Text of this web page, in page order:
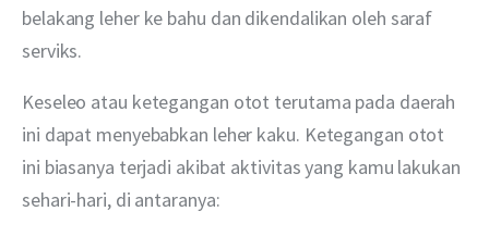
belakang leher ke bahu dan dikendalikan oleh saraf
serviks.
Keseleo atau ketegangan otot terutama pada daerah
ini dapat menyebabkan leher kaku. Ketegangan otot
ini biasanya terjadi akibat aktivitas yang kamu lakukan
sehari-hari, di antaranya: